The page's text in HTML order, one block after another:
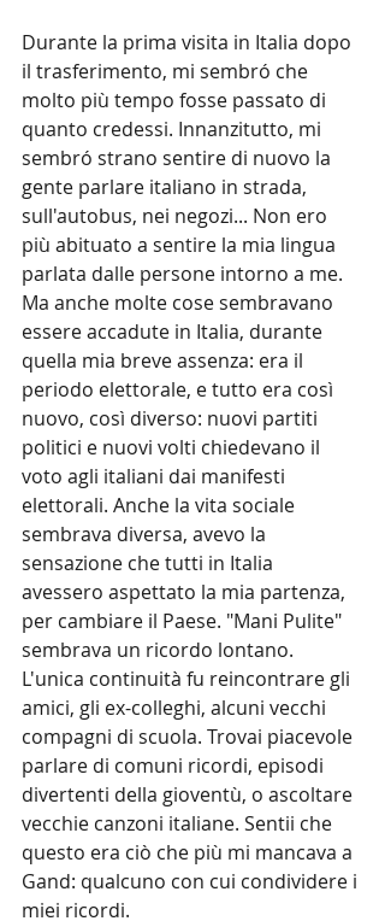
Durante la prima visita in Italia dopo
il trasferimento, mi sembró che
molto più tempo fosse passato di
quanto credessi. Innanzitutto, mi
sembró strano sentire di nuovo la
gente parlare italiano in strada,
sull'autobus, nei negozi... Non ero
più abituato a sentire la mia lingua
parlata dalle persone intorno a me.
Ma anche molte cose sembravano
essere accadute in Italia, durante
quella mia breve assenza: era il
periodo elettorale, e tutto era così
nuovo, così diverso: nuovi partiti
politici e nuovi volti chiedevano il
voto agli italiani dai manifesti
elettorali. Anche la vita sociale
sembrava diversa, avevo la
sensazione che tutti in Italia
avessero aspettato la mia partenza,
per cambiare il Paese. "Mani Pulite"
sembrava un ricordo lontano.
L'unica continuità fu reincontrare gli
amici, gli ex-colleghi, alcuni vecchi
compagni di scuola. Trovai piacevole
parlare di comuni ricordi, episodi
divertenti della gioventù, o ascoltare
vecchie canzoni italiane. Sentii che
questo era ciò che più mi mancava a
Gand: qualcuno con cui condividere i
miei ricordi.